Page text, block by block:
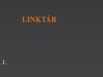
1.
LINKTÁR